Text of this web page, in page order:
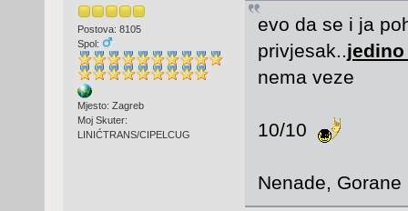
Postova: 8105
Spol:
Mjesto: Zagreb
Moj Skuter:
LINIĆTRANS/CIPELCUG
evo da se i ja
privjesak..
nema veze
10/10
Nenade,